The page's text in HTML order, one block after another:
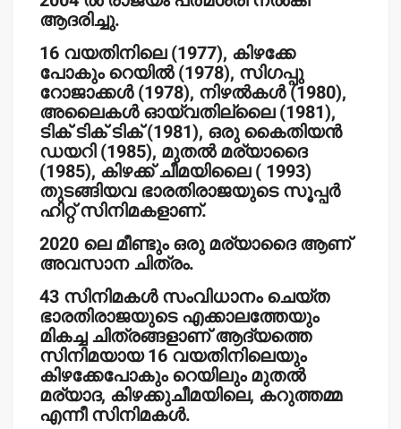
ആദരിച്ചു.
16 വയതിനിലെ (1977), കിഴക്കേ
പോകും റെയില്‍ (1978), സിഗപ്പു
റോജാക്കള്‍ (1978), നിഴല്‍കള്‍ (1980),
അലൈകള്‍ ഓയ്‌വതില്ലൈ (1981),
ടിക് ടിക് ടിക് (1981), ഒരു കൈതിയന്‍
ഡയറി (1985), മുതല്‍ മര്യാദൈ
(1985), കിഴക്ക് ചീമയിലൈ ( 1993)
തുടങ്ങിയവ ഭാരതിരാജയുടെ സൂപ്പര്‍
ഹിറ്റ് സിനിമകളാണ്.
2020 ലെ മീണ്ടും ഒരു മര്യാദൈ ആണ്
അവസാന ചിത്രം.
43 സിനിമകള്‍ സംവിധാനം ചെയ്ത
ഭാരതിരാജയുടെ എക്കാലത്തേയും
മികച്ച ചിത്രങ്ങളാണ് ആദ്യത്തെ
സിനിമയായ 16 വയതിനിലെയും
കിഴക്കേപോകും റെയിലും മുതല്‍
മര്യാദ, കിഴക്കുചീമയിലെ, കറുത്തമ്മ
എന്നീ സിനിമകള്‍.